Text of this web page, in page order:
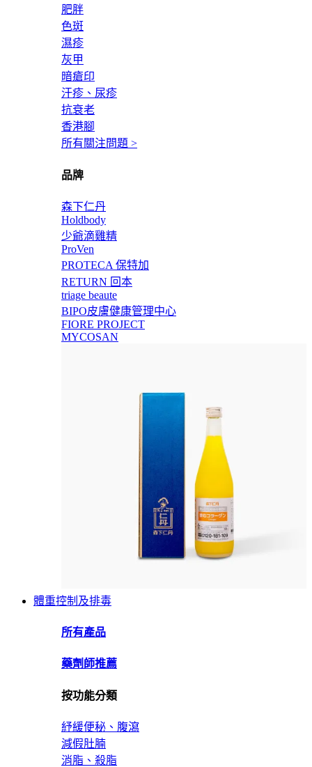
肥胖
色斑
濕疹
灰甲
暗瘡印
汗疹、尿疹
抗衰老
香港腳
所有關注問題 >
品牌
森下仁丹
Holdbody
少爺滴雞精
ProVen
PROTECA 保特加
RETURN 回本
triage beaute
BIPO皮膚健康管理中心
FIORE PROJECT
MYCOSAN
體重控制及排毒
所有產品
藥劑師推薦
按功能分類
紓緩便秘、腹瀉
減假肚腩
消脂、殺脂